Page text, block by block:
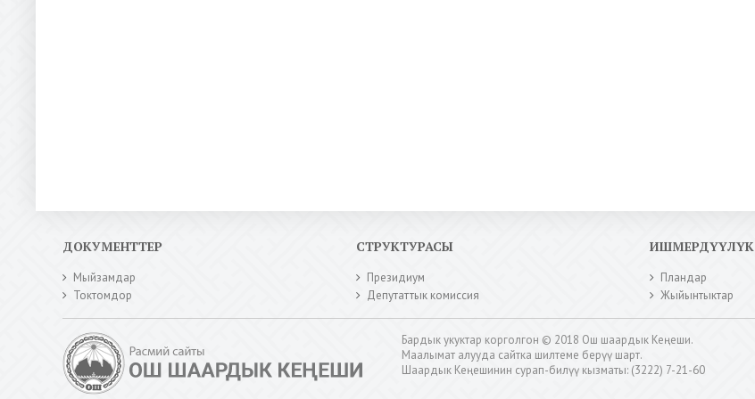
ДОКУМЕНТТЕР
Мыйзамдар
Токтомдор
СТРУКТУРАСЫ
Президиум
Депутаттык комиссия
ИШМЕРДҮҮЛҮК
Пландар
Жыйынтыктар
Бардык укуктар корголгон © 2018 Ош шаардык Кеңеши.
Маалымат алууда сайтка шилтеме берүү шарт.
Шаардык Кеңешинин сурап-билүү кызматы: (3222) 7-21-60